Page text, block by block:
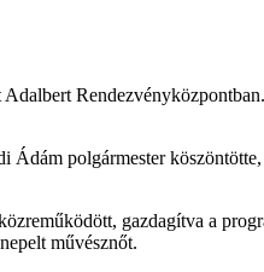
polgármester
gazdagítva a
művésznőt.